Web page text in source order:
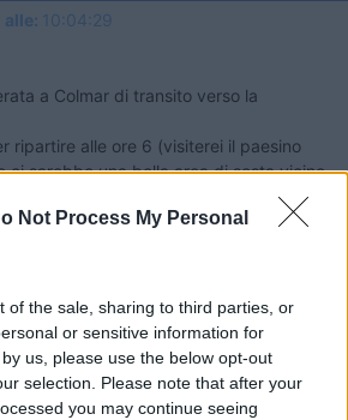
Not Process My Personal
of the sale, sharing to third parties, or
or sensitive information for
us, please use the below opt-out
selection. Please note that after your
you may continue seeing
alle: 10:04:29
a Colmar di transito verso la
ripartire alle ore 6 (visiterei il paesino
ci sarebbe una bella area di sosta vicino
la chiudono con cancelli dalle 17 alle 8.
di sosta per visitare il paese?
alle:12:52:13
i cancelli verso le 17/18 (circa).